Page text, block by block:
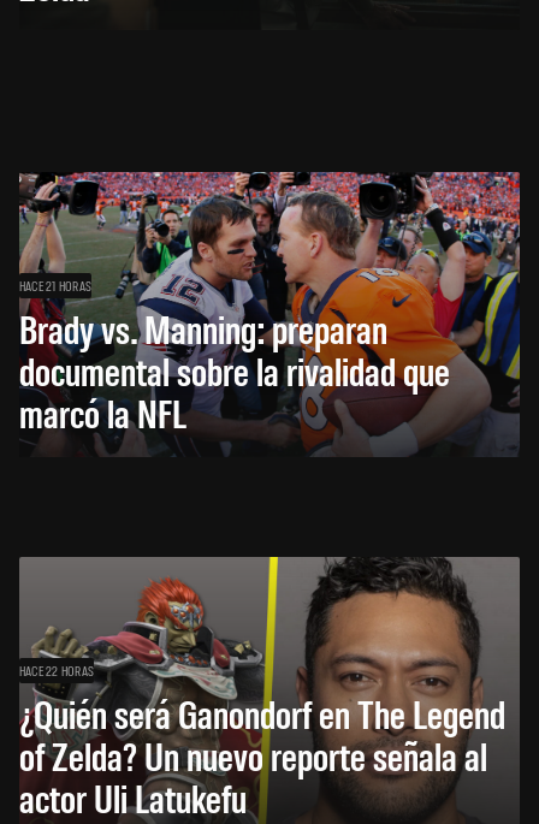
HACE 21 HORAS
Brady vs. Manning: preparan
documental sobre la rivalidad que
marcó la NFL
HACE 22 HORAS
¿Quién será Ganondorf en The Legend
of Zelda? Un nuevo reporte señala al
actor Uli Latukefu